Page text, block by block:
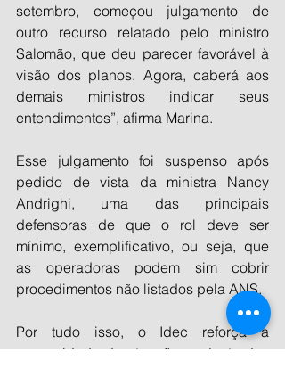
setembro, começou julgamento de
outro recurso relatado pelo ministro
Salomão, que deu parecer favorável à
visão dos planos. Agora, caberá aos
demais ministros indicar seus
entendimentos”, afirma Marina.
Esse julgamento foi suspenso após
pedido de vista da ministra Nancy
Andrighi, uma das principais
defensoras de que o rol deve ser
mínimo, exemplificativo, ou seja, que
as operadoras podem sim cobrir
procedimentos não listados pela ANS.
Por tudo isso, o Idec reforça a
necessidade de atuação conjunta das